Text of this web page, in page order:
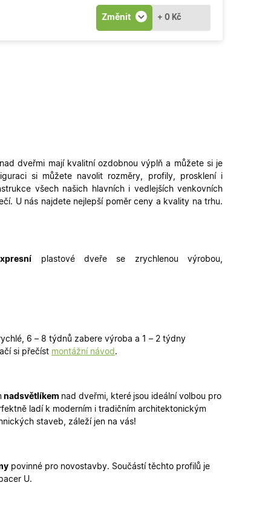
Změnit + 0 Kč
nad dveřmi mají kvalitní ozdobnou výplň a můžete si je
si můžete navolit rozměry, profily, prosklení i
všech našich hlavních i vedlejších venkovních
U nás najdete nejlepší poměr ceny a kvality na trhu.
plastové dveře se zrychlenou výrobou,
6 – 8 týdnů zabere výroba a 1 – 2 týdny
si přečíst montážní návod .
nadsvětlíkem nad dveřmi, které jsou ideální volbou pro
ladí k moderním i tradičním architektonickým
staveb, záleží jen na vás!
povinné pro novostavby. Součástí těchto profilů je
U.
zprávy o
nákupního
pro správné
cookies
služby Google.
uživatelů
klienta. Je
jako soubor
stavu relace.
jako je nabízení
reklamu,
webu.
cookies.